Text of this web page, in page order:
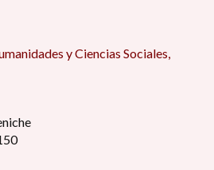
y Ciencias Sociales,